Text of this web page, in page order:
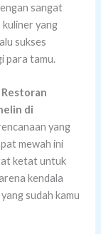
sangat
yang
sukses
para tamu.
di
yang
mewah ini
ketat untuk
kendala
sudah kamu